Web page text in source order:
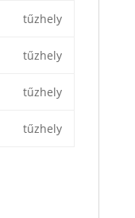
tűzhely
tűzhely
tűzhely
tűzhely